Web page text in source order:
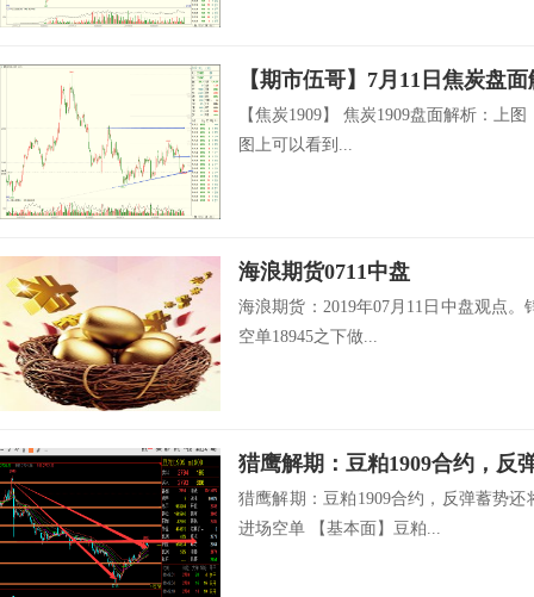
【期市伍哥】7月11日焦炭盘
【焦炭1909】 焦炭1909盘面解析：上
图上可以看到...
海浪期货0711中盘
海浪期货：2019年07月11日中盘观点。
空单18945之下做...
猎鹰解期：豆粕1909合约，反弹蓄势还
进场空单 【基本面】豆粕...